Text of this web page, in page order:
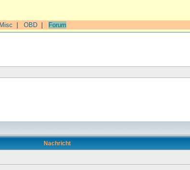
Misc OBD Forum
Nachricht